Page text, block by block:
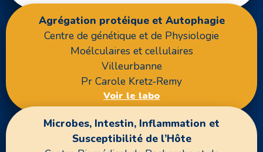
Agrégation protéique et Autophagie
Centre de génétique et de Physiologie
Moélculaires et cellulaires
Villeurbanne
Pr Carole Kretz-Remy
Voir le labo
Microbes, Intestin, Inflammation et
Susceptibilité de l’Hôte